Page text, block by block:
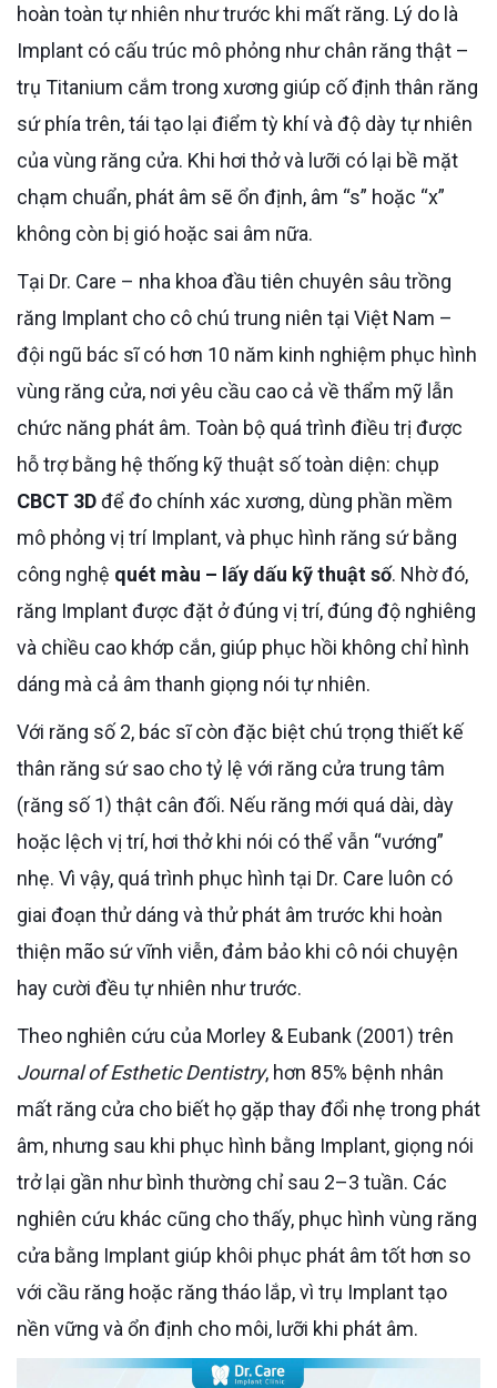
hoàn toàn tự nhiên như trước khi mất răng. Lý do là
Implant có cấu trúc mô phỏng như chân răng thật –
trụ Titanium cắm trong xương giúp cố định thân răng
sứ phía trên, tái tạo lại điểm tỳ khí và độ dày tự nhiên
của vùng răng cửa. Khi hơi thở và lưỡi có lại bề mặt
chạm chuẩn, phát âm sẽ ổn định, âm “s” hoặc “x”
không còn bị gió hoặc sai âm nữa.
Tại Dr. Care – nha khoa đầu tiên chuyên sâu trồng
răng Implant cho cô chú trung niên tại Việt Nam –
đội ngũ bác sĩ có hơn 10 năm kinh nghiệm phục hình
vùng răng cửa, nơi yêu cầu cao cả về thẩm mỹ lẫn
chức năng phát âm. Toàn bộ quá trình điều trị được
hỗ trợ bằng hệ thống kỹ thuật số toàn diện: chụp
CBCT 3Dđể đo chính xác xương, dùng phần mềm
mô phỏng vị trí Implant, và phục hình răng sứ bằng
công nghệ quét màu – lấy dấu kỹ thuật số. Nhờ đó,
răng Implant được đặt ở đúng vị trí, đúng độ nghiêng
và chiều cao khớp cắn, giúp phục hồi không chỉ hình
dáng mà cả âm thanh giọng nói tự nhiên.
Với răng số 2, bác sĩ còn đặc biệt chú trọng thiết kế
thân răng sứ sao cho tỷ lệ với răng cửa trung tâm
(răng số 1) thật cân đối. Nếu răng mới quá dài, dày
hoặc lệch vị trí, hơi thở khi nói có thể vẫn “vướng”
nhẹ. Vì vậy, quá trình phục hình tại Dr. Care luôn có
giai đoạn thử dáng và thử phát âm trước khi hoàn
thiện mão sứ vĩnh viễn, đảm bảo khi cô nói chuyện
hay cười đều tự nhiên như trước.
Theo nghiên cứu của Morley & Eubank (2001) trên
Journal of Esthetic Dentistry, hơn 85% bệnh nhân
mất răng cửa cho biết họ gặp thay đổi nhẹ trong phát
âm, nhưng sau khi phục hình bằng Implant, giọng nói
trở lại gần như bình thường chỉ sau 2–3 tuần. Các
nghiên cứu khác cũng cho thấy, phục hình vùng răng
cửa bằng Implant giúp khôi phục phát âm tốt hơn so
với cầu răng hoặc răng tháo lắp, vì trụ Implant tạo
nền vững và ổn định cho môi, lưỡi khi phát âm.